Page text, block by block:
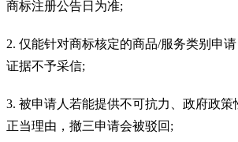
商标注册公告日为准;
2. 仅能针对商标核定的商品/服务类别申
证据不予采信;
3. 被申请人若能提供不可抗力、政府政
正当理由，撤三申请会被驳回;